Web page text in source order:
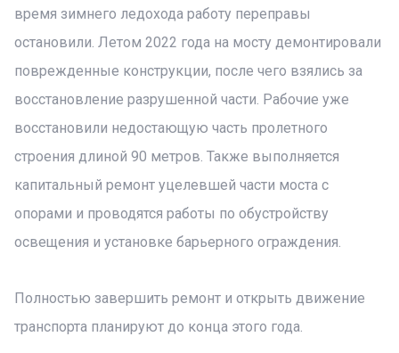
время зимнего ледохода работу переправы
остановили. Летом 2022 года на мосту демонтировали
поврежденные конструкции, после чего взялись за
восстановление разрушенной части. Рабочие уже
восстановили недостающую часть пролетного
строения длиной 90 метров. Также выполняется
капитальный ремонт уцелевшей части моста с
опорами и проводятся работы по обустройству
освещения и установке барьерного ограждения.
Полностью завершить ремонт и открыть движение
транспорта планируют до конца этого года.